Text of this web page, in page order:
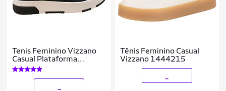
Tenis Feminino Vizzano
Casual Plataforma
Amarração Básico
1455.100 Preto
Tênis Feminino Casual
Vizzano 1444215